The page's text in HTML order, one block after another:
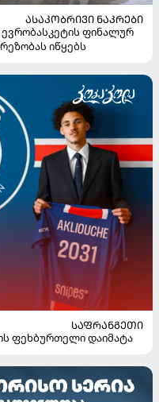
ᲐᲡᲐᲙᲝᲑᲠᲘᲕᲘ ᲜᲐᲙᲠᲔᲑᲘ
ფინალურ
იწყებს
ᲡᲐᲤᲠᲐᲜᲒᲔᲗᲘ
ფეხბურთელი დაიმატა